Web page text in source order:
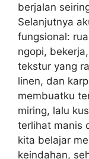
berjalan
Selanjutnya
fungsional:
ngopi,
tekstur yang
linen, dan
membuatku
miring, lalu
terlihat manis
kita belajar
keindahan,